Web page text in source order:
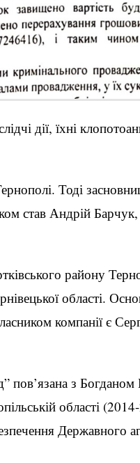
дії, їхні
Тоді
став Андрій
району
області.
компанії є
пов’язана з
області
Державного